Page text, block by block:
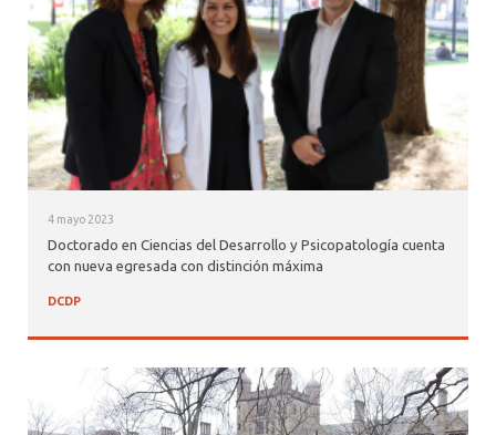
4 mayo 2023
Doctorado en Ciencias del Desarrollo y Psicopatología cuenta
con nueva egresada con distinción máxima
DCDP